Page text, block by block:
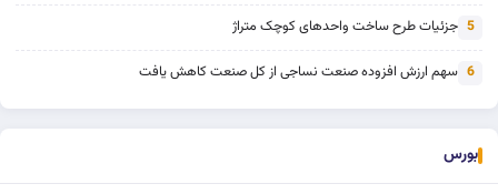
5 جزئیات طرح ساخت واحدهای کوچک متراژ
6 سهم ارزش افزوده صنعت نساجی از کل صنعت کاهش یافت
بورس